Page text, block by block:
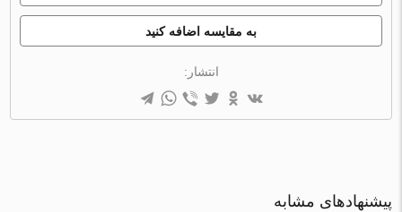
به مقایسه اضافه کنید
انتشار:
پیشنهادهای مشابه